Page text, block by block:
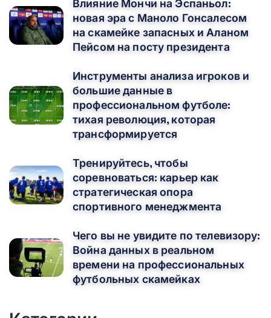
Влияние Мончи на Эспаньол:
новая эра с Маноло Гонсалесом
на скамейке запасных и Аланом
Пейсом на посту президента
Инструменты анализа игроков и
большие данные в
профессиональном футболе:
тихая революция, которая
трансформируется
Тренируйтесь, чтобы
соревноваться: карьер как
стратегическая опора
спортивного менеджмента
Чего вы не увидите по телевизору:
Война данных в реальном
времени на профессиональных
футбольных скамейках